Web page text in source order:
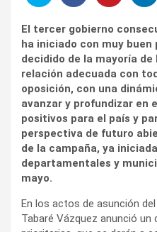
El tercer gobierno
ha iniciado con muy buen
decidido de la mayoría
relación adecuada con
oposición, con una
avanzar y profundizar en
positivos para el país y
perspectiva de futuro
de la campaña, ya
departamentales y
mayo.
En los actos de asunción
Tabaré Vázquez anunció